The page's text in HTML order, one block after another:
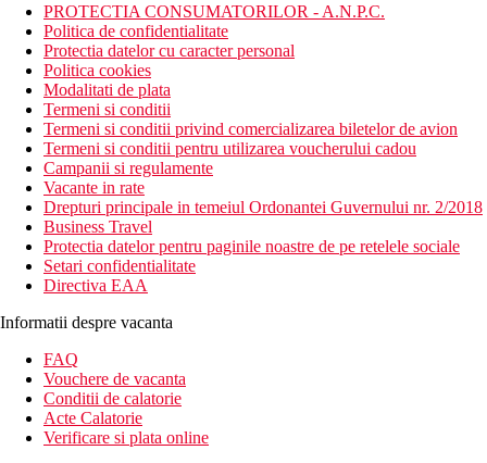
PROTECTIA CONSUMATORILOR - A.N.P.C.
Politica de confidentialitate
Protectia datelor cu caracter personal
Politica cookies
Modalitati de plata
Termeni si conditii
Termeni si conditii privind comercializarea biletelor de avion
Termeni si conditii pentru utilizarea voucherului cadou
Campanii si regulamente
Vacante in rate
Drepturi principale in temeiul Ordonantei Guvernului nr. 2/2018
Business Travel
Protectia datelor pentru paginile noastre de pe retelele sociale
Setari confidentialitate
Directiva EAA
Informatii despre vacanta
FAQ
Vouchere de vacanta
Conditii de calatorie
Acte Calatorie
Verificare si plata online